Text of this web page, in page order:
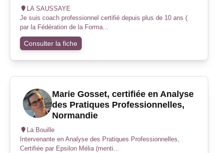
LA SAUSSAYE
Je suis coach professionnel certifié depuis plus de 10 ans (
par la Fédération de la Forma...
Consulter la fiche
Marie Gosset, certifiée en Analyse
des Pratiques Professionnelles,
Normandie
La Bouille
Intervenante en Analyse des Pratiques Professionnelles,
Certifiée par Epsilon Mélia (menti...